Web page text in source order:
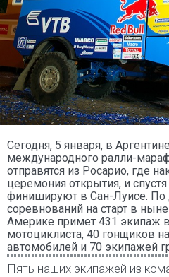
Сегодня, 5 января, в
международного ралли-
отправятся из Росарио, где
церемония открытия, и
финишируют в Сан-Луисе. По
соревнований на старт в
Америке примет 431 экипаж
мотоциклиста, 40 гонщиков
автомобилей и 70 экипажей
Пять наших экипажей из